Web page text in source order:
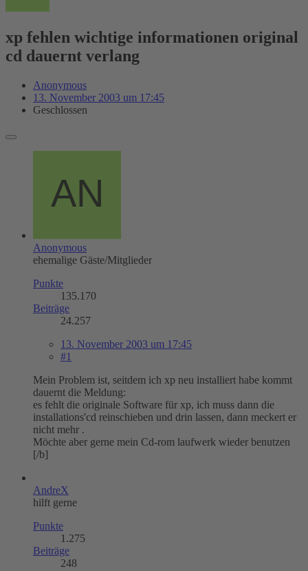
xp fehlen wichtige informationen original
cd dauernt verlang
Anonymous
13. November 2003 um 17:45
Geschlossen
Anonymous
ehemalige Gäste/Mitglieder
Punkte
135.170
Beiträge
24.257
13. November 2003 um 17:45
#1
Mein Problem ist, seitdem ich xp neu installiert habe kommt
dauernt die Meldung:
es fehlt die originale Software für xp, ich muss dann die
installations'cd reinschieben und drin lassen, dann meckert er
nicht mehr .
Möchte aber gerne mein Cd-rom laufwerk wieder benutzen
[/b]
AndreX
hilft gerne
Punkte
1.275
Beiträge
248